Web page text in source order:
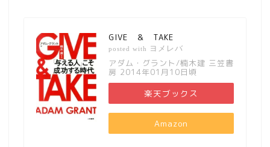
GIVE ＆ TAKE
posted with ヨメレバ
アダム・グラント/楠木建 三笠書
房 2014年01月10日頃
楽天ブックス
Amazon